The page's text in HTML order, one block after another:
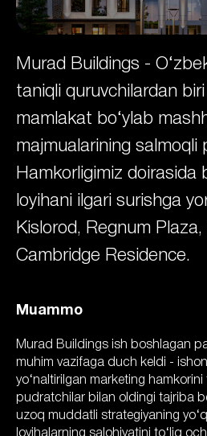
Murad Buildings -
taniqli quruvchilardan
mamlakat bo‘ylab
majmualarining salmoqli
Hamkorligimiz doirasida
loyihani ilgari surishga
Kislorod, Regnum Plaza,
Cambridge Residence.
Muammo
Murad Buildings ish boshlagan
muhim vazifaga duch keldi -
yo‘naltirilgan marketing
pudratchilar bilan oldingi tajriba
uzoq muddatli strategiyaning